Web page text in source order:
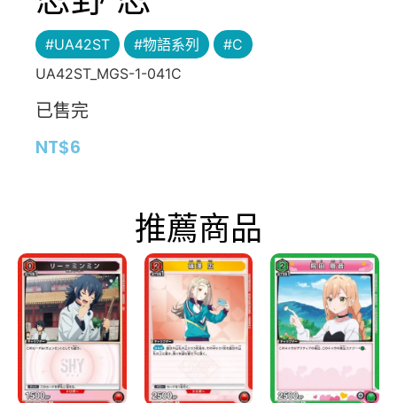
#UA42ST #物語系列
#C
UA42ST_MGS-1-041C
已售完
NT$6
推薦商品